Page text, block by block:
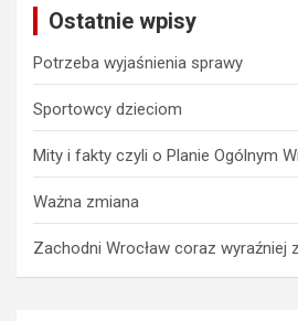
Ostatnie wpisy
Potrzeba wyjaśnienia sprawy
Sportowcy dzieciom
Mity i fakty czyli o Planie Ogólnym
Ważna zmiana
Zachodni Wrocław coraz wyraźniej